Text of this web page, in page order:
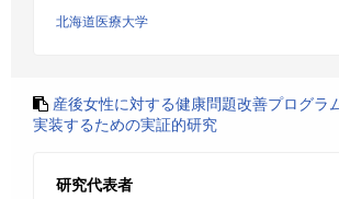
北海道医療大学
産後女性に対する健康問題改善プログラ
実装するための実証的研究
研究代表者